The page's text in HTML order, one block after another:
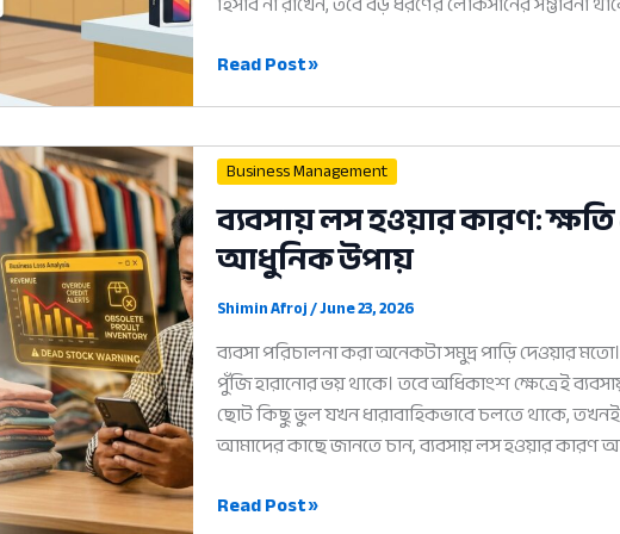
ইলেক্ট্রনিক্স
সমাধান:
সফল
শোরুম
পরিচালনার
৫টি
আধুনিক
নিয়ম
Read Post »
Business Management
ব্যবসায় লস হওয়ার কারণ:
আধুনিক উপায়
Shimin Afroj/June 23, 2026
ব্যবসা পরিচালনা করা অনেকটা সমুদ্র পাড়ি দেওয়ার
পুঁজি হারানোর ভয় থাকে। তবে অধিকাংশ ক্ষেত্রেই
ছোট কিছু ভুল যখন ধারাবাহিকভাবে চলতে থাকে,
আমাদের কাছে জানতে চান, ব্যবসায় লস হওয়ার কারণ
ব্যবসায়
Read Post »